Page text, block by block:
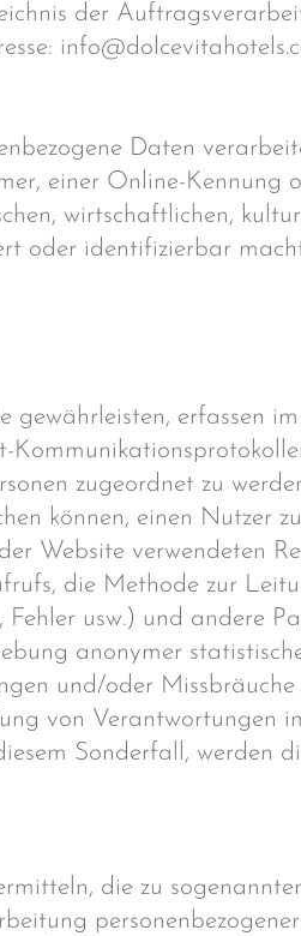
der
Daten
einer Online-Kennung
wirtschaftlichen,
oder identifizierbar
gewährleisten, erfassen
zugeordnet zu
können, einen Nutzer
Website verwendeten
die Methode zur
usw.) und andere
anonymer
und/oder Missbräuche
von Verantwortungen
Sonderfall, werden
die zu